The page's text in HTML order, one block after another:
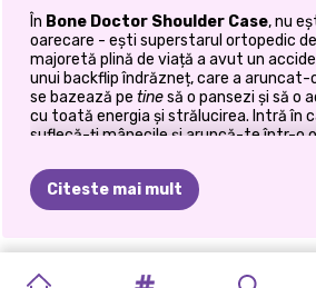
În Bone Doctor Shoulder Case, nu
oarecare - ești superstarul ortopedic
majoretă plină de viață a avut un
unui backflip îndrăzneț, care a
se bazează pe tinesă o pansezi și să o
cu toată energia și strălucirea. Intră în
suflecă-ți mânecile și aruncă-te într-o
esențiale. Acestjoc de simulare cu
elemente reale de proceduri chirurgicale
distractiv și interactiv. Este un joc
misiunile de salvare cu o notă la modă!
Citeste mai mult
TRATAMENTUL
ELLIE FII